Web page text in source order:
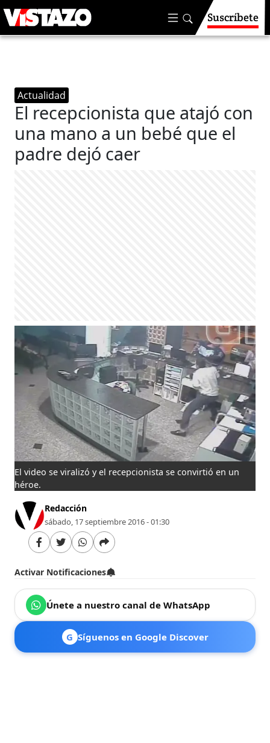
Suscríbete
Actualidad
El recepcionista que atajó con
una mano a un bebé que el
padre dejó caer
El video se viralizó y el recepcionista se convirtió en un
héroe.
Redacción
sábado, 17 septiembre 2016 - 01:30
Activar Notificaciones
Únete a nuestro canal de WhatsApp
G Síguenos en Google Discover